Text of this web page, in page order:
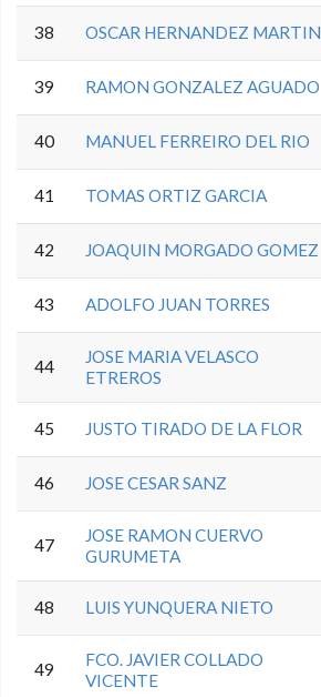
38 OSCAR HERNANDEZ MARTIN
39 RAMON GONZALEZ AGUADO
40 MANUEL FERREIRO DEL RIO
41 TOMAS ORTIZ GARCIA
42 JOAQUIN MORGADO GOMEZ
43 ADOLFO JUAN TORRES
44
JOSE MARIA VELASCO
ETREROS
45 JUSTO TIRADO DE LA FLOR
46 JOSE CESAR SANZ
47
JOSE RAMON CUERVO
GURUMETA
48 LUIS YUNQUERA NIETO
49
FCO. JAVIER COLLADO
VICENTE